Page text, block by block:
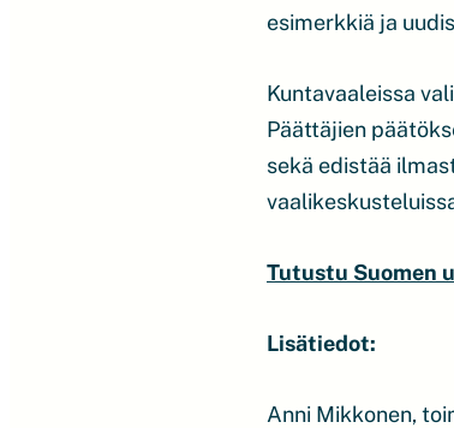
esimerkkiä ja
Kuntavaaleissa
Päättäjien
sekä edistää
Tutustu Suomen
Lisätiedot:
Anni Mikkonen,